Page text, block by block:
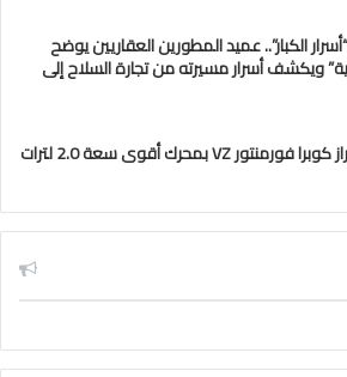
الكبار”.. عميد المطورين العقاريين يوضح
ويكشف أسرار مسيرته من تجارة السلاح إلى
“كيان إيچيبت ” تَطرح الطراز كوبرا فورمنتور VZ بمحرك أقوى سعة 2.0 لترات